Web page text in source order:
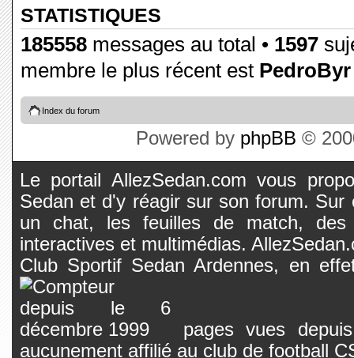
STATISTIQUES
185558 messages au total • 1597
membre le plus récent est PedroByr
Index du forum
Powered by phpBB ©
Le portail AllezSedan.com vous
Sedan et d'y réagir sur son forum.
un chat, les feuilles de match, des
interactives et multimédias.
Club Sportif Sedan Ardennes, en
pages vues
aucunement affilié au club de football